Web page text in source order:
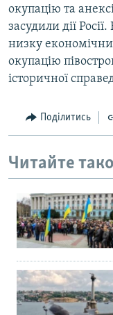
окупацію та
засудили дії
низку
окупацію
історичної
Поділитись
Читайте